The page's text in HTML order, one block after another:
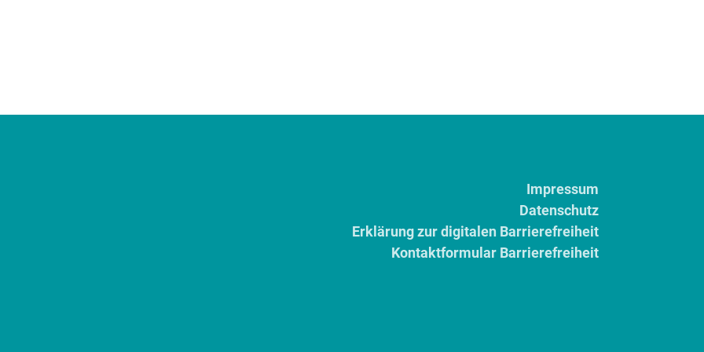
Impressum
Datenschutz
Erklärung zur digitalen Barrierefreiheit
Kontaktformular Barrierefreiheit